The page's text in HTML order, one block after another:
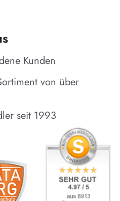
Kunden
von über
seit 1993